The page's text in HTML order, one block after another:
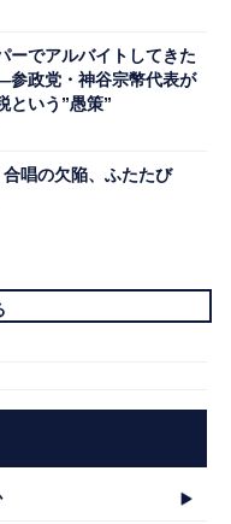
ーでアルバイトしてきた
政党・神谷宗幣代表が
という”愚策”
唱の欠陥、ふたたび